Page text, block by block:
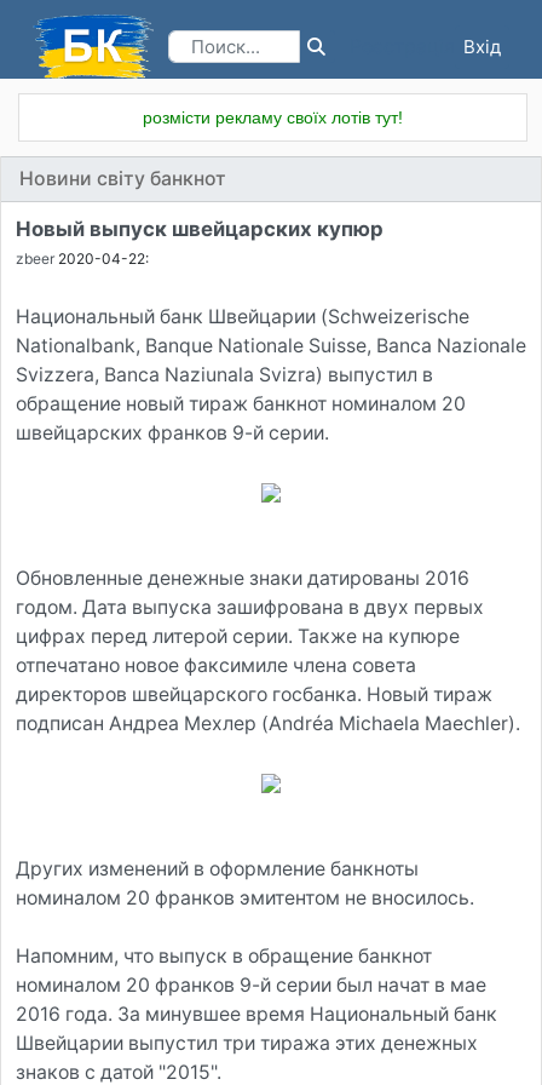
Вхід
розмісти рекламу своїх лотів тут!
Новини світу банкнот
Новый выпуск швейцарских купюр
zbeer 2020-04-22:
Национальный банк Швейцарии (Schweizerische
Nationalbank, Banque Nationale Suisse, Banca Nazionale
Svizzera, Banca Naziunala Svizra) выпустил в
обращение новый тираж банкнот номиналом 20
швейцарских франков 9-й серии.
Обновленные денежные знаки датированы 2016
годом. Дата выпуска зашифрована в двух первых
цифрах перед литерой серии. Также на купюре
отпечатано новое факсимиле члена совета
директоров швейцарского госбанка. Новый тираж
подписан Андреа Мехлер (Andréa Michaela Maechler).
Других изменений в оформление банкноты
номиналом 20 франков эмитентом не вносилось.
Напомним, что выпуск в обращение банкнот
номиналом 20 франков 9-й серии был начат в мае
2016 года. За минувшее время Национальный банк
Швейцарии выпустил три тиража этих денежных
знаков с датой "2015".